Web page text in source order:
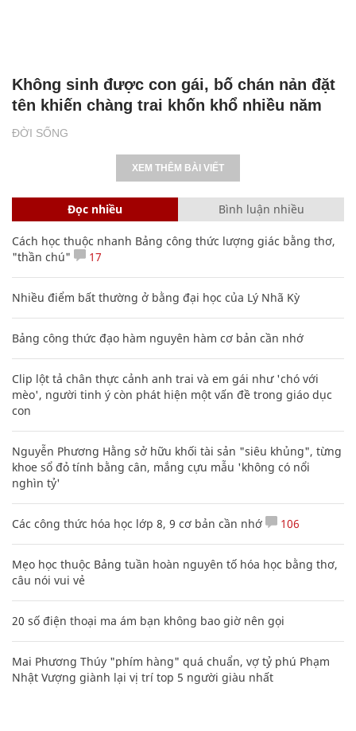
ĐỜI SỐNG
Không sinh được con gái, bố chán nản đặt
tên khiến chàng trai khốn khổ nhiều năm
XEM THÊM BÀI VIẾT
Đọc nhiều Bình luận nhiều
Cách học thuộc nhanh Bảng công thức lượng giác bằng thơ,
"thần chú"
17
Nhiều điểm bất thường ở bằng đại học của Lý Nhã Kỳ
Bảng công thức đạo hàm nguyên hàm cơ bản cần nhớ
Clip lột tả chân thực cảnh anh trai và em gái như 'chó với
mèo', người tinh ý còn phát hiện một vấn đề trong giáo dục
con
Nguyễn Phương Hằng sở hữu khối tài sản "siêu khủng", từng
khoe sổ đỏ tính bằng cân, mắng cựu mẫu 'không có nổi
nghìn tỷ'
Các công thức hóa học lớp 8, 9 cơ bản cần nhớ 106
Mẹo học thuộc Bảng tuần hoàn nguyên tố hóa học bằng thơ,
câu nói vui vẻ
20 số điện thoại ma ám bạn không bao giờ nên gọi
Mai Phương Thúy "phím hàng" quá chuẩn, vợ tỷ phú Phạm
Nhật Vượng giành lại vị trí top 5 người giàu nhất